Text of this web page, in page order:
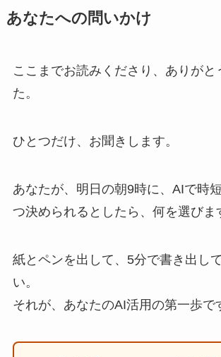
あなたへの問いかけ
ここまでお読みくださり、ありがと
た。
ひとつだけ、お聞きします。
あなたが、明日の朝9時に、AIで時
つ決められるとしたら、何を選びま
紙とペンを出して、5分で書き出し
い。
それが、あなたのAI活用の第一歩で